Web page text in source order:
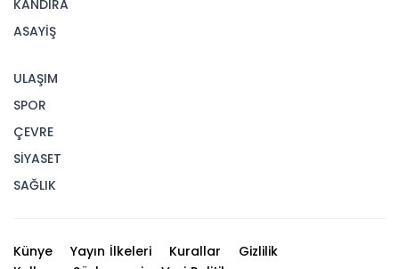
KANDIRA
ASAYİŞ
ULAŞIM
SPOR
ÇEVRE
SİYASET
SAĞLIK
Künye Yayın İlkeleri Kurallar
Gizlilik